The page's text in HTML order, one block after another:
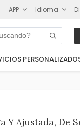
APP Idioma
Y Ajustada, De